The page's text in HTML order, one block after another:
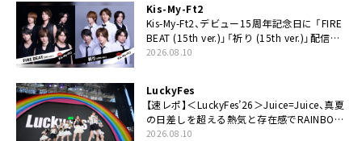
Kis-My-Ft2
Kis-My-Ft2、デビュー15周年記念日に 「FIRE
BEAT (15th ver.)」「祈り (15th ver.)」配信ス
タート
2026.08.10
LuckyFes
【速レポ】＜LuckyFes’26＞Juice=Juice、真夏
の日差しを超える熱気と存在感でRAINBOW
STAGE席巻
2026.08.10